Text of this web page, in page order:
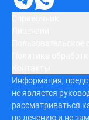
Информация,
не является
рассматриваться
по лечению и не